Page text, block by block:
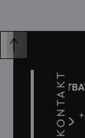
KONTAKT